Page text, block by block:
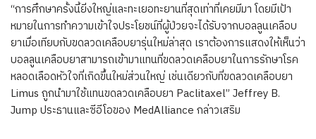
“การศึกษาครั้งนี้ยิ่งใหญ่และทะเยอทะยานที่สุดเท่าที่เคยมีมา โดยมีเป้า
หมายในการทำความเข้าใจประโยชน์ที่ผู้ป่วยจะได้รับจากบอลลูนเคลือบ
ยาเมื่อเทียบกับขดลวดเคลือบยารุ่นใหม่ล่าสุด เราต้องการแสดงให้เห็นว่า
บอลลูนเคลือบยาสามารถเข้ามาแทนที่ขดลวดเคลือบยาในการรักษาโรค
หลอดเลือดหัวใจที่เกิดขึ้นใหม่ส่วนใหญ่ เช่นเดียวกับที่ขดลวดเคลือบยา
Limus ถูกนำมาใช้แทนขดลวดเคลือบยา Paclitaxel” Jeffrey B.
Jump ประธานและซีอีโอของ MedAlliance กล่าวเสริม